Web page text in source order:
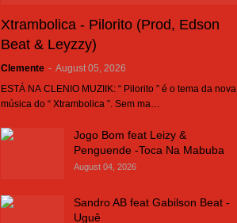
Xtrambolica - Pilorito (Prod, Edson
Beat & Leyzzy)
Clemente - August 05, 2026
ESTÁ NA CLENIO MUZIIK: “ Pilorito ” é o tema da nova
música do “ Xtrambolica ”. Sem ma…
Jogo Bom feat Leizy &
Penguende -Toca Na Mabuba
August 04, 2026
Sandro AB feat Gabilson Beat -
Uguê